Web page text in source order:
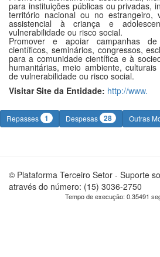
para instituições públicas ou privadas,
território nacional ou no estrangeiro,
assistencial à criança e
vulnerabilidade ou risco social.
Promover e apoiar campanhas de
científicos, seminários, congressos,
para a comunidade científica e à
humanitárias, meio ambiente,
de vulnerabilidade ou risco social.
Visitar Site da Entidade: http://www.
Repasses 1 Despesas 28 Outras
© Plataforma Terceiro Setor - Suporte
através do número: (15) 3036-2750
Tempo de execução: 0.35491